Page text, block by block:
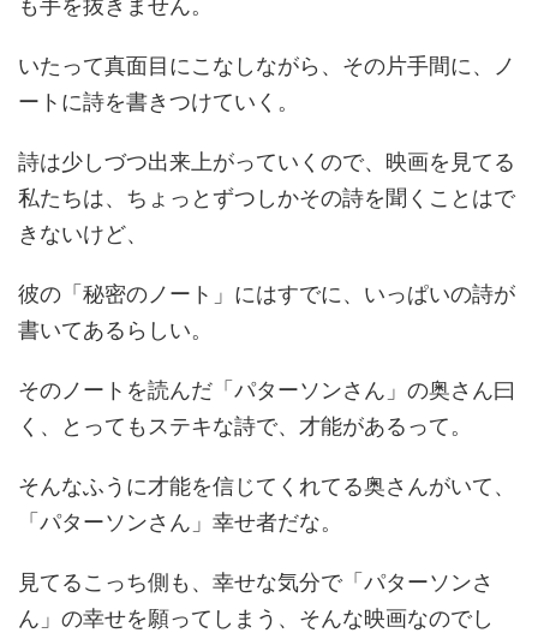
も手を抜きません。
いたって真面目にこなしながら、その片手間に、ノ
ートに詩を書きつけていく。
詩は少しづつ出来上がっていくので、映画を見てる
私たちは、ちょっとずつしかその詩を聞くことはで
きないけど、
彼の「秘密のノート」にはすでに、いっぱいの詩が
書いてあるらしい。
そのノートを読んだ「パターソンさん」の奥さん曰
く、とってもステキな詩で、才能があるって。
そんなふうに才能を信じてくれてる奥さんがいて、
「パターソンさん」幸せ者だな。
見てるこっち側も、幸せな気分で「パターソンさ
ん」の幸せを願ってしまう、そんな映画なのでし